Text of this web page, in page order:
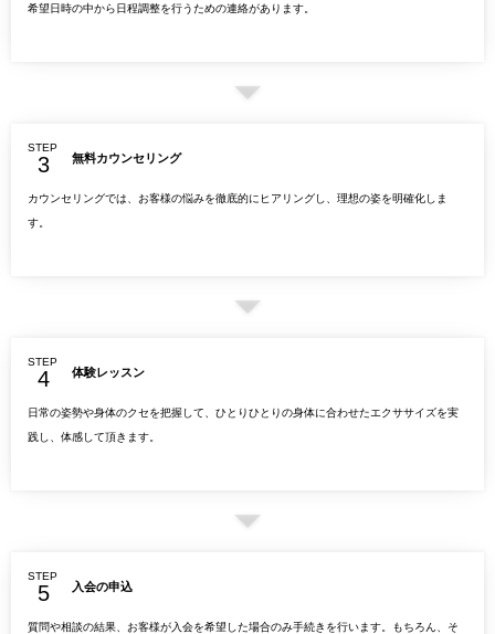
希望日時の中から日程調整を行うための連絡があります。
STEP
無料カウンセリング
カウンセリングでは、お客様の悩みを徹底的にヒアリングし、理想の姿を明確化しま
す。
STEP
体験レッスン
日常の姿勢や身体のクセを把握して、ひとりひとりの身体に合わせたエクササイズを実
践し、体感して頂きます。
STEP
入会の申込
質問や相談の結果、お客様が入会を希望した場合のみ手続きを行います。もちろん、そ